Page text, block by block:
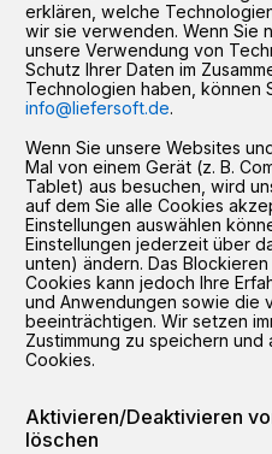
erklären, welche
wir sie verwenden. Wenn Sie
unsere Verwendung von
Schutz Ihrer Daten im
Technologien haben, können
info@liefersoft.de.
Wenn Sie unsere Websites
Mal von einem Gerät (z. B.
Tablet) aus besuchen, wird
auf dem Sie alle Cookies
Einstellungen auswählen
Einstellungen jederzeit über
unten) ändern. Das
Cookies kann jedoch Ihre
und Anwendungen sowie die
beeinträchtigen. Wir setzen
Zustimmung zu speichern
Cookies.
Aktivieren/Deaktivieren
löschen